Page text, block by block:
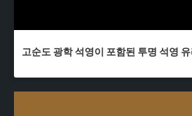
고순도 광학 석영이 포함된 투명 석영